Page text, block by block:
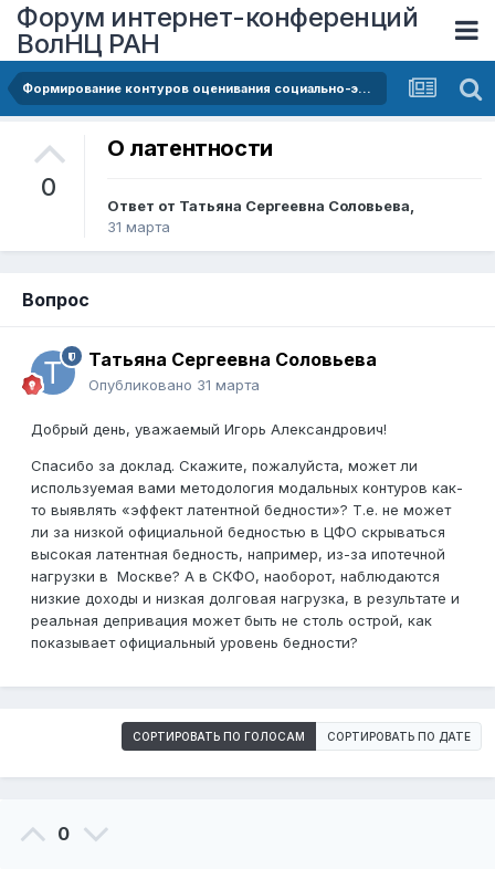
Форум интернет-конференций
ВолНЦ РАН
Формирование контуров оценивания социально-экономического положения населения в Российской Федерации: методологический аспект
0
О латентности
Ответ от Татьяна Сергеевна Соловьева,
31 марта
Вопрос
Татьяна Сергеевна Соловьева
Опубликовано 31 марта
Добрый день, уважаемый Игорь Александрович!
Спасибо за доклад. Скажите, пожалуйста, может ли
используемая вами методология модальных контуров как-
то выявлять «эффект латентной бедности»? Т.е. не может
ли за низкой официальной бедностью в ЦФО скрываться
высокая латентная бедность, например, из-за ипотечной
нагрузки в Москве? А в СКФО, наоборот, наблюдаются
низкие доходы и низкая долговая нагрузка, в результате и
реальная депривация может быть не столь острой, как
показывает официальный уровень бедности?
СОРТИРОВАТЬ ПО ГОЛОСАМ СОРТИРОВАТЬ ПО ДАТЕ
0